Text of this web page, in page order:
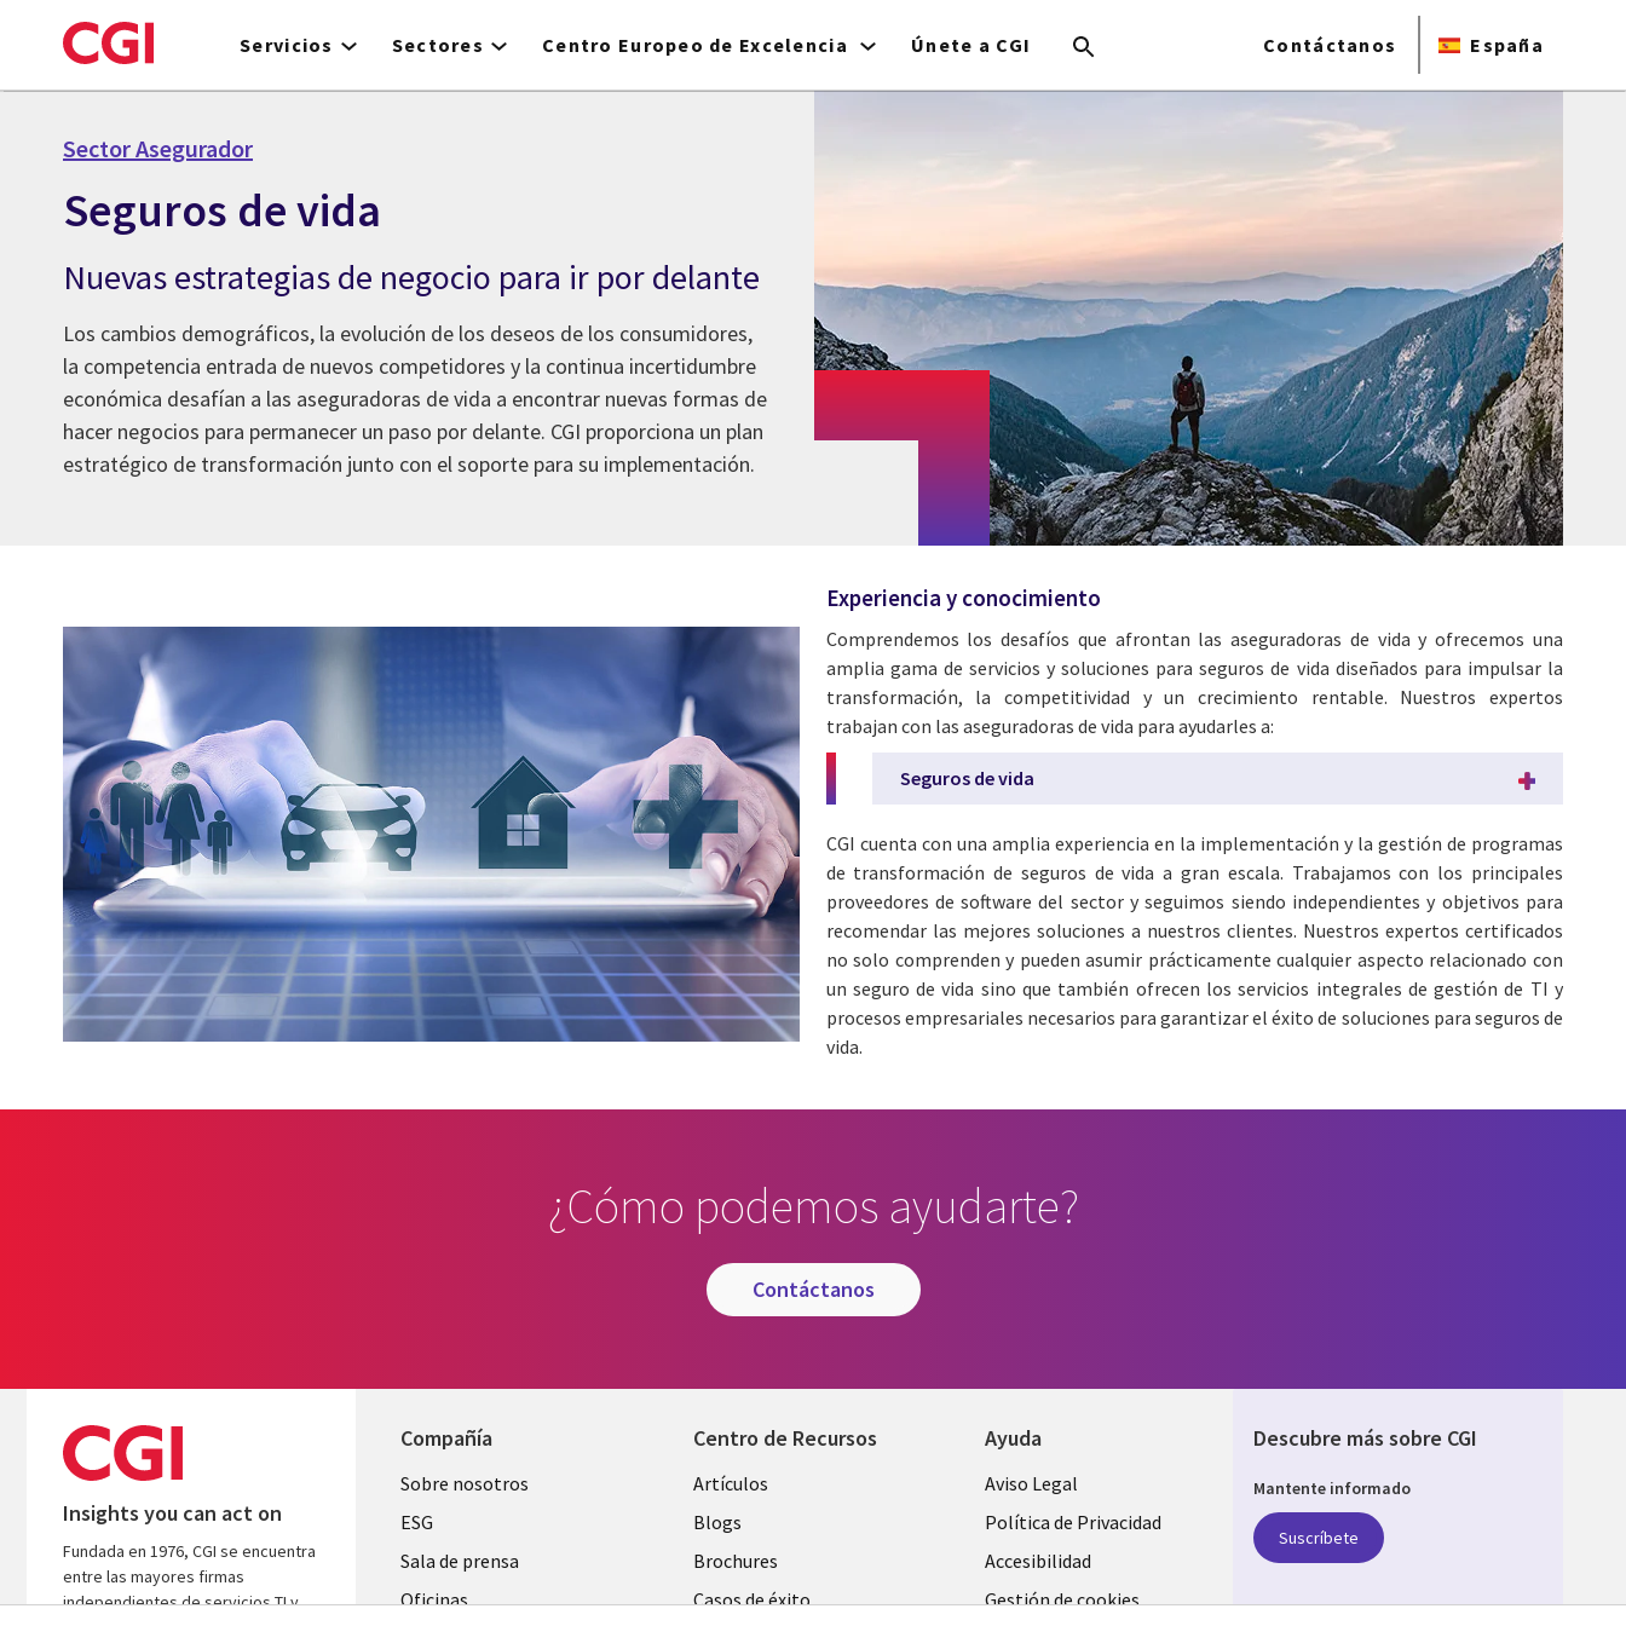
to
Servicios Sectores Centro Europeo de Excelencia Únete a CGI Contáctanos España
Sector Asegurador
Seguros de vida
Nuevas estrategias de negocio para ir por delante
Los cambios demográficos, la evolución de los deseos de los consumidores,
la competencia entrada de nuevos competidores y la continua incertidumbre
económica desafían a las aseguradoras de vida a encontrar nuevas formas de
hacer negocios para permanecer un paso por delante. CGI proporciona un plan
estratégico de transformación junto con el soporte para su implementación.
Experiencia y conocimiento
Comprendemos los desafíos que afrontan las aseguradoras de vida y ofrecemos una
amplia gama de servicios y soluciones para seguros de vida diseñados para impulsar la
transformación, la competitividad y un crecimiento rentable. Nuestros expertos
trabajan con las aseguradoras de vida para ayudarles a:
Seguros de vida
CGI cuenta con una amplia experiencia en la implementación y la gestión de programas
de transformación de seguros de vida a gran escala. Trabajamos con los principales
proveedores de software del sector y seguimos siendo independientes y objetivos para
recomendar las mejores soluciones a nuestros clientes. Nuestros expertos certificados
no solo comprenden y pueden asumir prácticamente cualquier aspecto relacionado con
un seguro de vida sino que también ofrecen los servicios integrales de gestión de TI y
procesos empresariales necesarios para garantizar el éxito de soluciones para seguros de
vida.
¿Cómo podemos ayudarte?
contáctanos
Insights you can act on
Fundada en 1976, CGI se encuentra
entre las mayores firmas
independientes de servicios TI y
Compañía
Useful
links
SPAIN
Sobre nosotros
ESG
Sala de prensa
Oficinas
Centro de Recursos
Library
Links
SPAIN
Artículos
Blogs
Brochures
Casos de éxito
Ayuda
Legal
SPAIN
Aviso Legal
Política de Privacidad
Accesibilidad
Gestión de cookies
Descubre más sobre CGI
Mantente informado
Suscríbete